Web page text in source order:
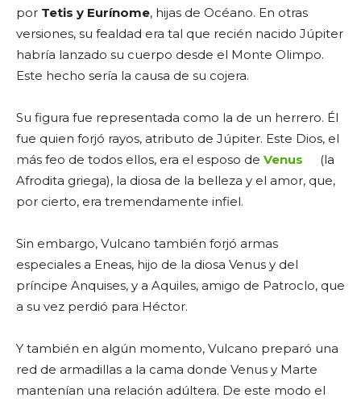
por Tetis y Eurínome, hijas de Océano. En otras
versiones, su fealdad era tal que recién nacido Júpiter
habría lanzado su cuerpo desde el Monte Olimpo.
Este hecho sería la causa de su cojera.
Su figura fue representada como la de un herrero. Él
fue quien forjó rayos, atributo de Júpiter. Este Dios, el
más feo de todos ellos, era el esposo de Venus
(la
Afrodita griega), la diosa de la belleza y el amor, que,
por cierto, era tremendamente infiel.
Sin embargo, Vulcano también forjó armas
especiales a Eneas, hijo de la diosa Venus y del
príncipe Anquises, y a Aquiles, amigo de Patroclo, que
a su vez perdió para Héctor.
Y también en algún momento, Vulcano preparó una
red de armadillas a la cama donde Venus y Marte
mantenían una relación adúltera. De este modo el